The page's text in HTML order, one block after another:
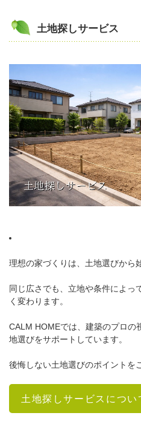
土地探しサービス
理想の家づくりは、土地選びから
同じ広さでも、立地や条件によっ
く変わります。
CALM HOMEでは、建築のプロの
地選びをサポートしています。
後悔しない土地選びのポイントを
土地探しサービスについ